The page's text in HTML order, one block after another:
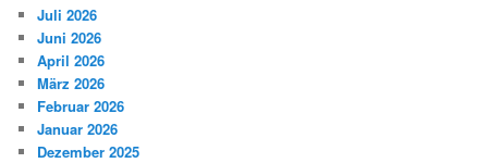
Juli 2026
Juni 2026
April 2026
März 2026
Februar 2026
Januar 2026
Dezember 2025